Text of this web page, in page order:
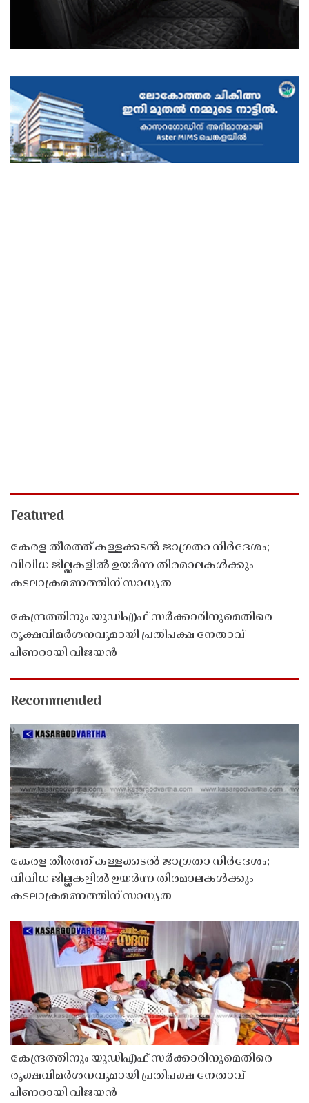
Featured
കേരള തീരത്ത് കള്ളക്കടൽ ജാഗ്രതാ നിർദേശം;
വിവിധ ജില്ലകളിൽ ഉയർന്ന തിരമാലകൾക്കും
കടലാക്രമണത്തിന് സാധ്യത
കേന്ദ്രത്തിനും യുഡിഎഫ് സർക്കാരിനുമെതിരെ
രൂക്ഷവിമർശനവുമായി പ്രതിപക്ഷ നേതാവ്
പിണറായി വിജയൻ
Recommended
കേരള തീരത്ത് കള്ളക്കടൽ ജാഗ്രതാ നിർദേശം;
വിവിധ ജില്ലകളിൽ ഉയർന്ന തിരമാലകൾക്കും
കടലാക്രമണത്തിന് സാധ്യത
കേന്ദ്രത്തിനും യുഡിഎഫ് സർക്കാരിനുമെതിരെ
രൂക്ഷവിമർശനവുമായി പ്രതിപക്ഷ നേതാവ്
പിണറായി വിജയൻ